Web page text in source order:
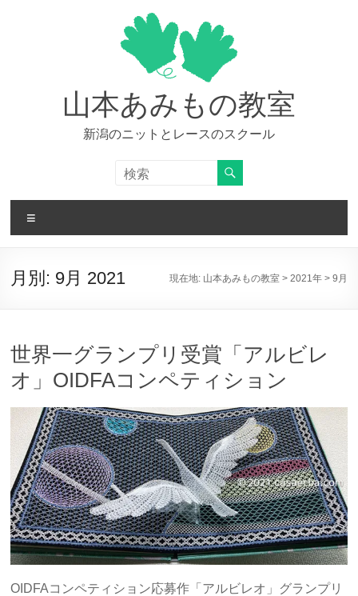
山本あみもの教室
新潟のニットとレースのスクール
ニ
ー
月別: 9月 2021 現在地: 山本あみもの教室> 2021年> 9月
世界一グランプリ受賞「アルビレ
オ」OIDFAコンペティション
OIDFAコンペティション応募作「アルビレオ」グランプリ